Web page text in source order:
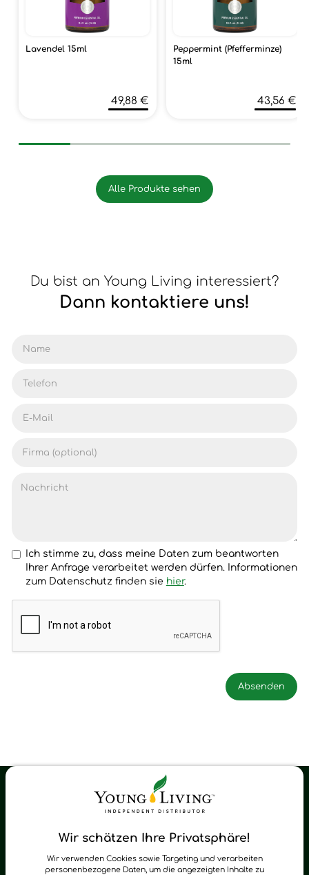
Lavendel 15ml
49,88 €
Peppermint (Pfefferminze)
15ml
43,56 €
Alle Produkte sehen
Du bist an Young Living interessiert?
Dann kontaktiere uns!
Ich stimme zu, dass meine Daten zum beantworten
Ihrer Anfrage verarbeitet werden dürfen. Informationen
zum Datenschutz finden sie hier.
Wir schätzen Ihre Privatsphäre!
Wir verwenden Cookies sowie Targeting und verarbeiten
personenbezogene Daten, um die angezeigten Inhalte zu
Young Living Shop-Oil Newsletter
zum Newsletter anmelden